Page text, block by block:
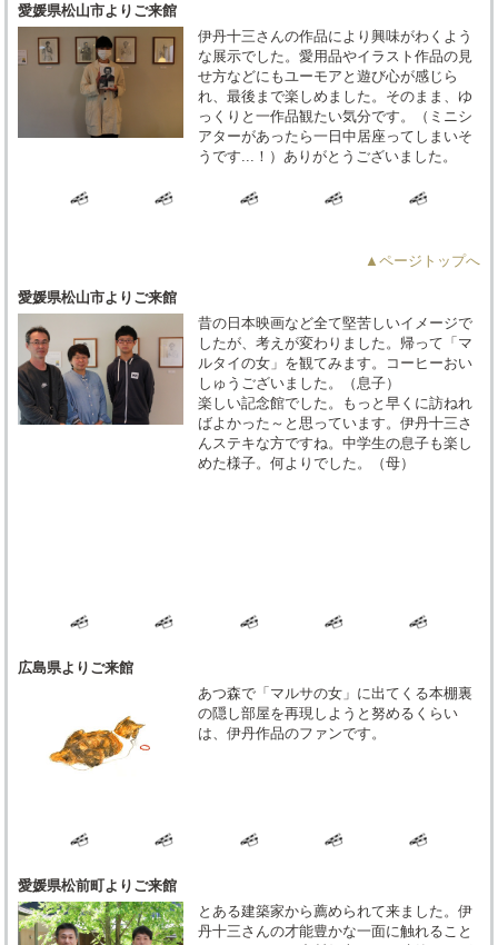
愛媛県松山市よりご来館
伊丹十三さんの作品により興味がわくよう
な展示でした。愛用品やイラスト作品の見
せ方などにもユーモアと遊び心が感じら
れ、最後まで楽しめました。そのまま、ゆ
っくりと一作品観たい気分です。（ミニシ
アターがあったら一日中居座ってしまいそ
うです...！）ありがとうございました。
▲ページトップへ
愛媛県松山市よりご来館
昔の日本映画など全て堅苦しいイメージで
したが、考えが変わりました。帰って「マ
ルタイの女」を観てみます。コーヒーおい
しゅうございました。（息子）
楽しい記念館でした。もっと早くに訪ねれ
ばよかった～と思っています。伊丹十三さ
んステキな方ですね。中学生の息子も楽し
めた様子。何よりでした。（母）
広島県よりご来館
あつ森で「マルサの女」に出てくる本棚裏
の隠し部屋を再現しようと努めるくらい
は、伊丹作品のファンです。
愛媛県松前町よりご来館
とある建築家から薦められて来ました。伊
丹十三さんの才能豊かな一面に触れること